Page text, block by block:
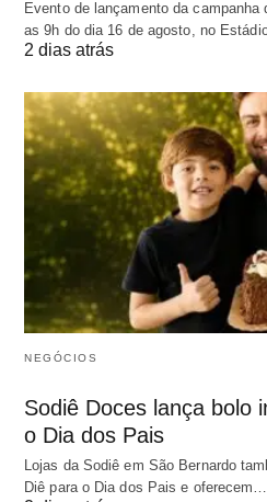
Evento de lançamento da
as 9h do dia 16 de agosto, no
2 dias atrás
NEGÓCIOS
Sodiê Doces lança bolo
o Dia dos Pais
Lojas da Sodiê em São Bernardo
Diê para o Dia dos Pais e oferecem…